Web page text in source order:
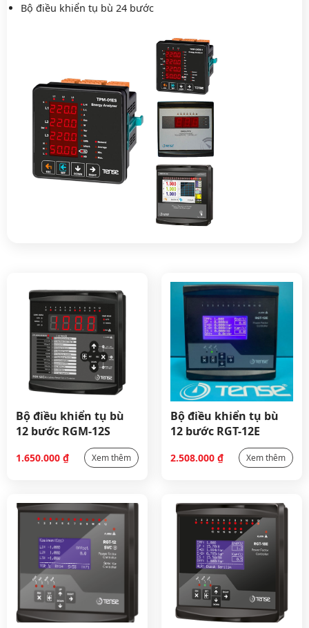
Bộ điều khiển tụ bù 24 bước
Bộ điều khiển tụ bù
12 bước RGM-12S
1.650.000 ₫ Xem thêm
Bộ điều khiển tụ bù
12 bước RGT-12E
2.508.000 ₫ Xem thêm